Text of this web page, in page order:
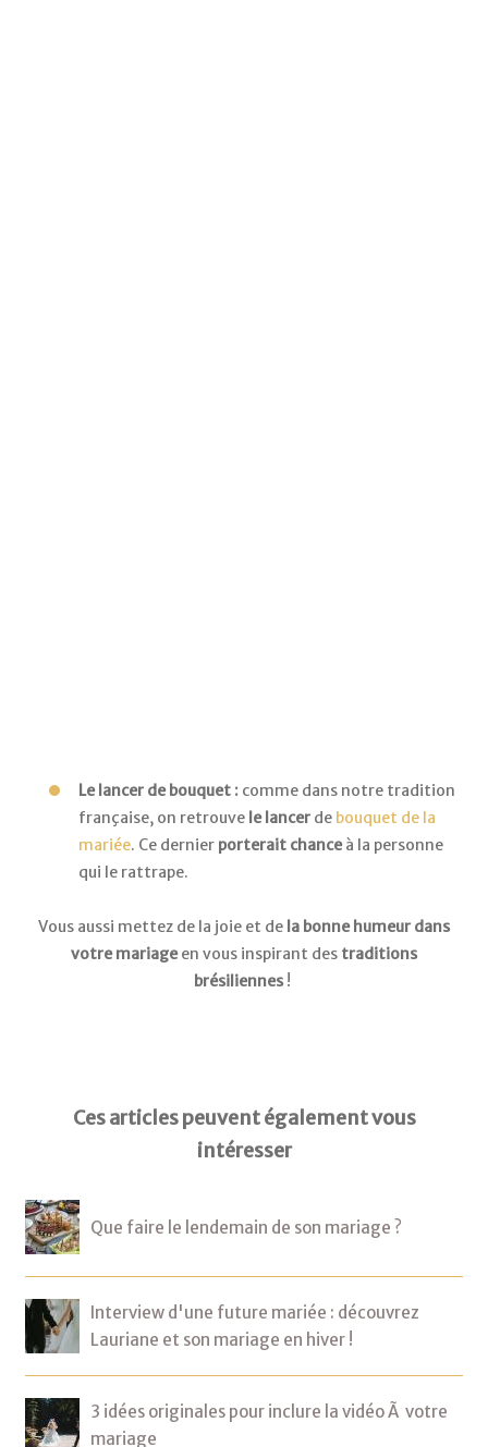
Le lancer de bouquet : comme dans notre tradition
française, on retrouve le lancer de bouquet de la
mariée. Ce dernier porterait chanceà la personne
qui le rattrape.
Vous aussi mettez de la joie et de la bonne humeur dans
votre mariageen vous inspirant des traditions
brésiliennes !
Ces articles peuvent également vous
intéresser
Que faire le lendemain de son mariage ?
Interview d'une future mariée : découvrez
Lauriane et son mariage en hiver !
3 idées originales pour inclure la vidéo Ã votre
mariage